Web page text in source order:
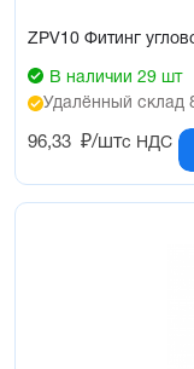
ZPV10 Фитинг
В наличии 29 шт
Удалённый склад
96,33 ₽/штс НДС